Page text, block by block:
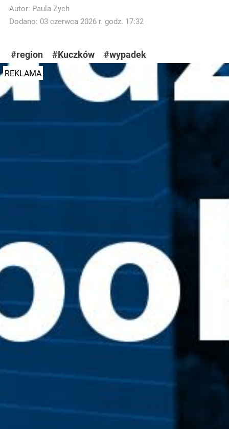
Autor: Paula Zych
Dodano: 03 czerwca 2026 r. godz. 17:32
#region #Kuczków #wypadek
REKLAMA